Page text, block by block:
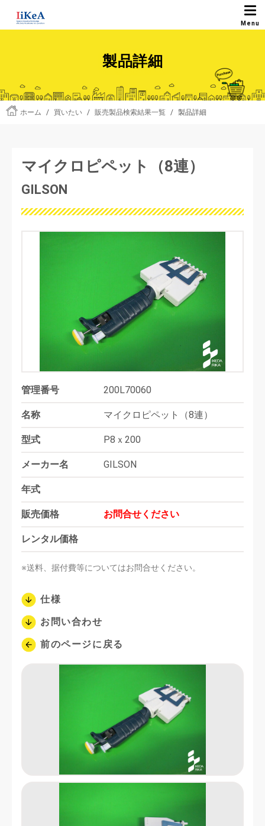
製品詳細
ホーム / 買いたい / 販売製品検索結果一覧 / 製品詳細
マイクロピペット（8連）
GILSON
管理番号 200L70060
名称 マイクロピペット（8連）
型式 P8ｘ200
メーカー名 GILSON
年式
販売価格 お問合せください
レンタル価格
※送料、据付費等についてはお問合せください。
仕様
お問い合わせ
前のページに戻る